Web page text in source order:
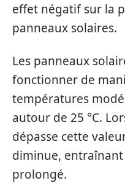
effet négatif sur la
panneaux solaires.
Les panneaux
fonctionner de
températures
autour de 25 °C.
dépasse cette
diminue,
prolongé.